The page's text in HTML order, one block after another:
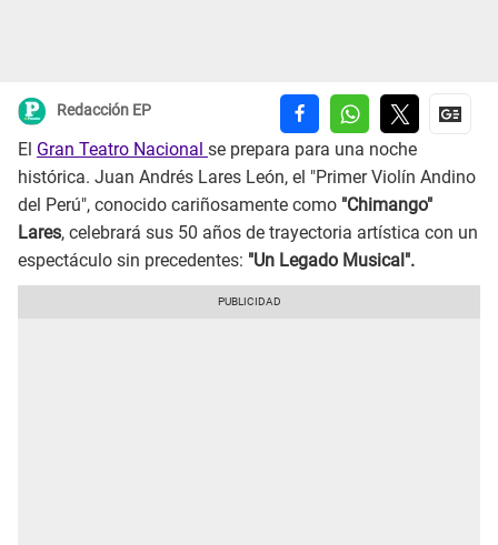
Redacción EP
El Gran Teatro Nacional se prepara para una noche
histórica. Juan Andrés Lares León, el "Primer Violín Andino
del Perú", conocido cariñosamente como "Chimango"
Lares, celebrará sus 50 años de trayectoria artística con un
espectáculo sin precedentes: "Un Legado Musical".